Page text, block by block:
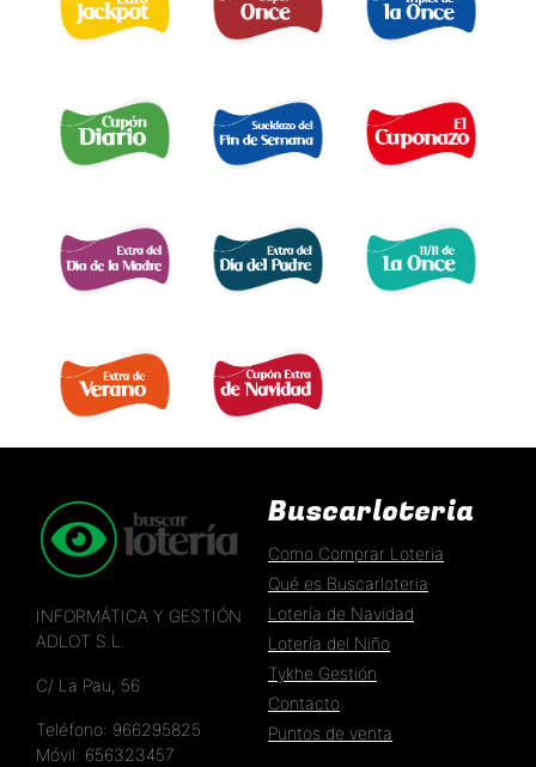
INFORMÁTICA Y GESTIÓN
ADLOT S.L.
C/ La Pau, 56
Teléfono: 966295825
Móvil: 656323457
Buscarloteria
Como Comprar Loteria
Qué es Buscarloteria
Lotería de Navidad
Lotería del Niño
Tykhe Gestión
Contacto
Puntos de venta